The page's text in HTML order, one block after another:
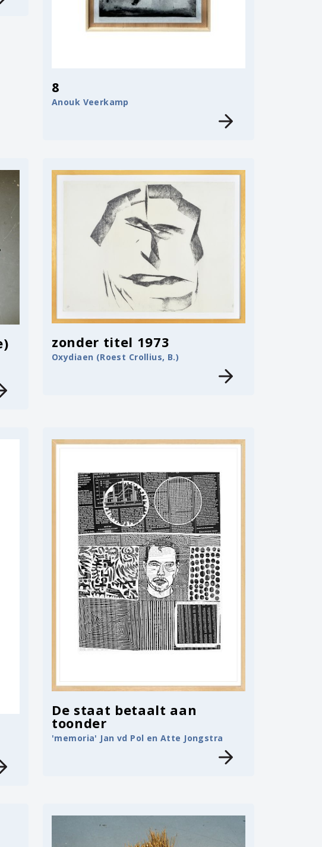
8
Anouk Veerkamp
zonder titel 1973
Oxydiaen (Roest Crollius, B.)
De staat betaalt aan
toonder
'memoria' Jan vd Pol en Atte Jongstra